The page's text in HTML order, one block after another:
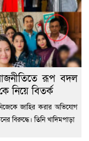
রূপ বদল
নিয়ে বিতর্ক
জাহির করার অভিযোগ
বিরুদ্ধে। তিনি খাদিমপাড়া